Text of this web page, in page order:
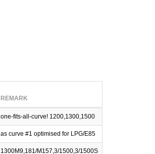
REMARK
one-fits-all-curve! 1200,1300,1500
as curve #1 optimised for LPG/E85
1300M9,181/M157,3/1500,3/1500S